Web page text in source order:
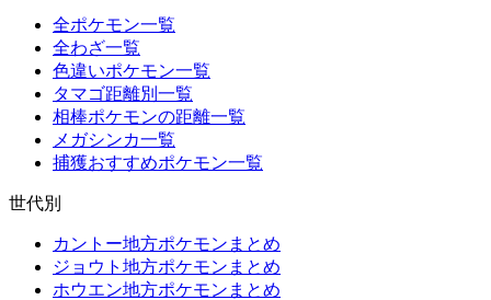
全ポケモン一覧
全わざ一覧
色違いポケモン一覧
タマゴ距離別一覧
相棒ポケモンの距離一覧
メガシンカ一覧
捕獲おすすめポケモン一覧
世代別
カントー地方ポケモンまとめ
ジョウト地方ポケモンまとめ
ホウエン地方ポケモンまとめ